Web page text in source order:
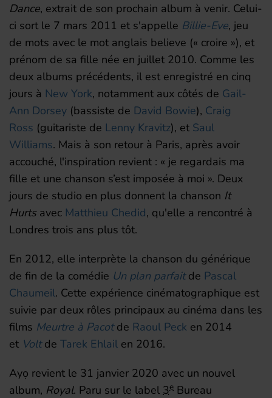
Dance, extrait de son prochain album à venir. Celui-
ci sort le 7 mars 2011 et s'appelle Billie-Eve, jeu
de mots avec le mot anglais believe (« croire »), et
prénom de sa fille née en juillet 2010. Comme les
deux albums précédents, il est enregistré en cinq
jours à New York, notamment aux côtés de Gail-
Ann Dorsey (bassiste de David Bowie), Craig
Ross (guitariste de Lenny Kravitz), et Saul
Williams. Mais à son retour à Paris, après avoir
accouché, l'inspiration revient : « je regardais ma
fille et une chanson s’est imposée à moi ». Deux
jours de studio en plus donnent la chanson It
Hurts avec Matthieu Chedid, qu'elle a rencontré à
Londres trois ans plus tôt.
En 2012, elle interprète la chanson du générique
de fin de la comédie Un plan parfait de Pascal
Chaumeil. Cette expérience cinématographique est
suivie par deux rôles principaux au cinéma dans les
films Meurtre à Pacot de Raoul Peck en 2014
et Volt de Tarek Ehlail en 2016.
Ayọ revient le 31 janvier 2020 avec un nouvel
album, Royal. Paru sur le label 3e Bureau